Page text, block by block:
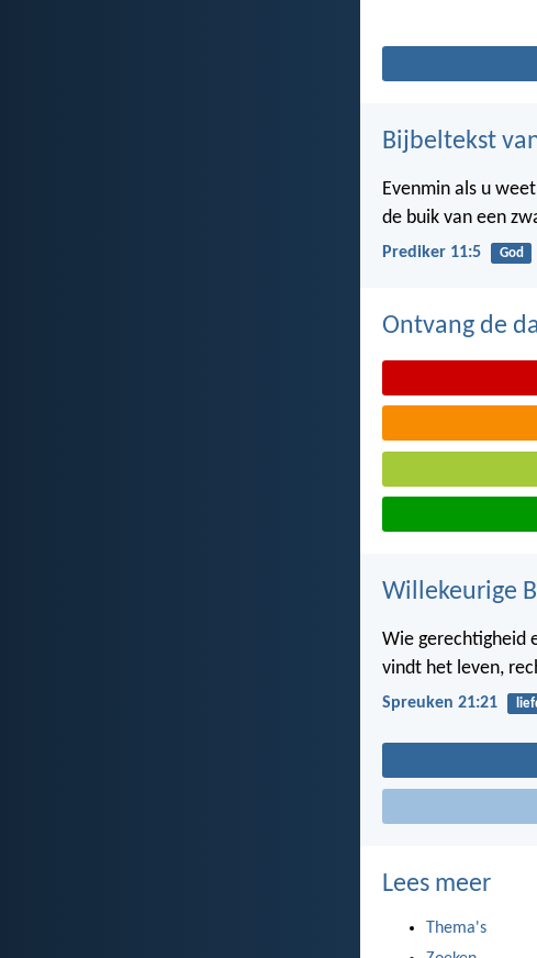
Bijbeltekst
Evenmin als u
de buik van een
Prediker 11:5 God
Ontvang de
Willekeurige
Wie gerechtigheid
vindt het leven,
Spreuken 21:21
Lees meer
Thema's